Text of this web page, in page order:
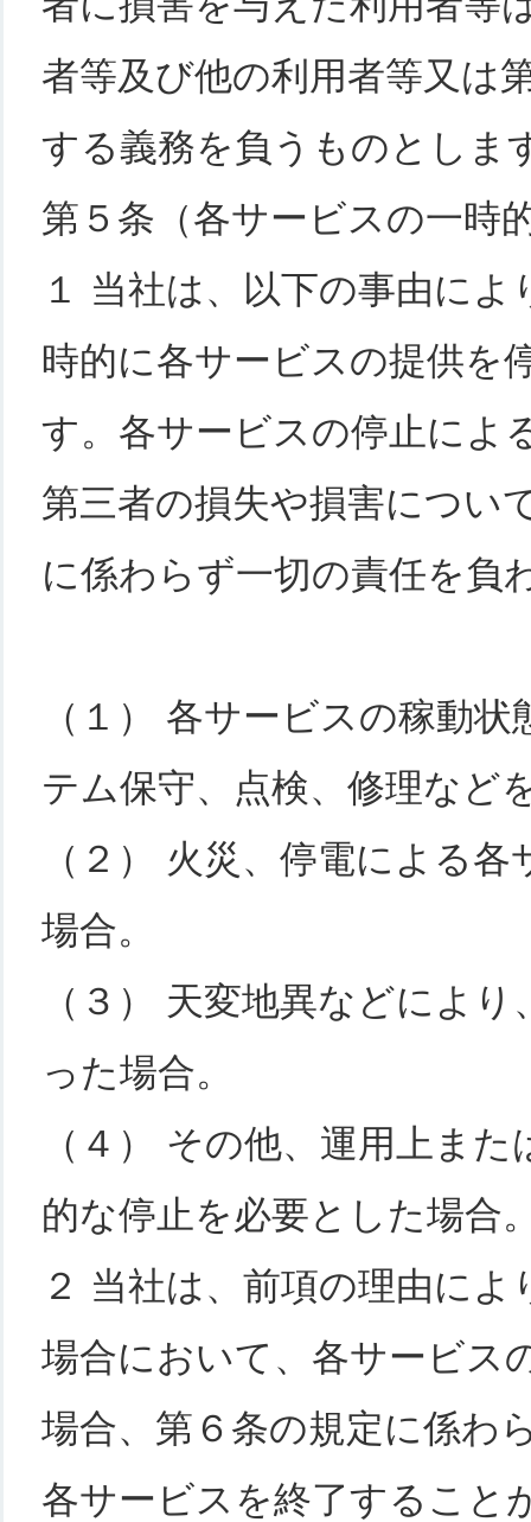
者等及び他の利用者等又は
する義務を負うものとしま
第５条（各サービスの一時
１ 当社は、以下の事由に
時的に各サービスの提供を
す。各サービスの停止によ
第三者の損失や損害につい
に係わらず一切の責任を負
（１） 各サービスの稼動
テム保守、点検、修理など
（２） 火災、停電による
場合。
（３） 天変地異などによ
った場合。
（４） その他、運用上ま
的な停止を必要とした場合
２ 当社は、前項の理由に
場合において、各サービス
場合、第６条の規定に係わ
各サービスを終了すること